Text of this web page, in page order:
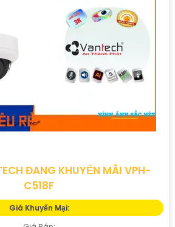
ĐANG KHUYẾN MÃI VPH-
C518F
Giá Khuyến Mại: